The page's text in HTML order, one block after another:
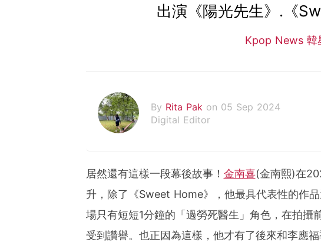
出演《陽光先生》.《
Kpop News 韓
By Rita Pak on 05 Sep 2024
Digital Editor
居然還有這樣一段幕後故事！ 金南喜(金南熙)在
升，除了《Sweet Home》，他最具代表性的作
場只有短短1分鐘的「過勞死醫生」角色，在拍攝
受到讚譽。也正因為這樣，他才有了後來和李應